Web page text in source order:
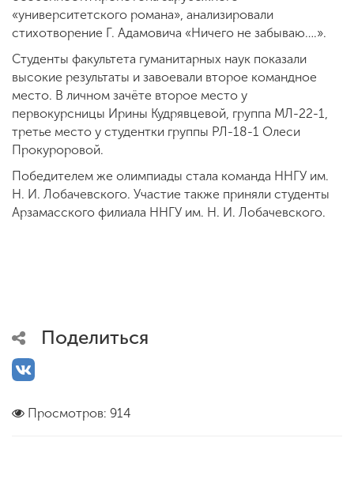
«университетского романа», анализировали
стихотворение Г. Адамовича «Ничего не забываю….».
Студенты факультета гуманитарных наук показали
высокие результаты и завоевали второе командное
место. В личном зачёте второе место у
первокурсницы Ирины Кудрявцевой, группа МЛ-22-1,
третье место у студентки группы РЛ-18-1 Олеси
Прокуроровой.
Победителем же олимпиады стала команда ННГУ им.
Н. И. Лобачевского. Участие также приняли студенты
Арзамасского филиала ННГУ им. Н. И. Лобачевского.
Поделиться
Просмотров: 914